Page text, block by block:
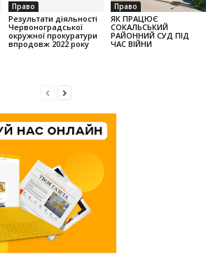
Право
Результати діяльності
Червоноградської
окружної прокуратури
впродовж 2022 року
Право
ЯК ПРАЦЮЄ
СОКАЛЬСЬКИЙ
РАЙОННИЙ СУД ПІД
ЧАС ВІЙНИ